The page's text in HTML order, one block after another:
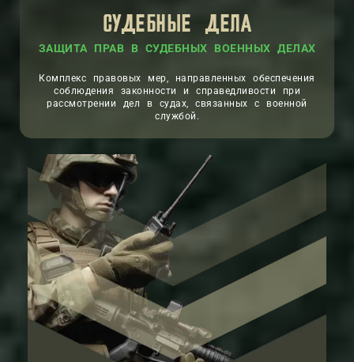
СУДЕБНЫЕ ДЕЛА
ЗАЩИТА ПРАВ В СУДЕБНЫХ ВОЕННЫХ ДЕЛАХ
Комплекс правовых мер, направленных обеспечения
соблюдения законности и справедливости при
рассмотрении дел в судах, связанных с военной
службой.